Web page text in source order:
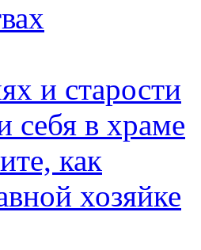
и старости
себя в храме
как
хозяйке